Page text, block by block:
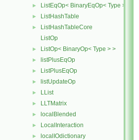
► ListEqOp< BinaryEqOp< Type > >
► ListHashTable
►
ListHashTableCore
ListOp
► ListOp< BinaryOp< Type > >
► listPlusEqOp
► ListPlusEqOp
► listUpdateOp
► LList
► LLTMatrix
► localBlended
► LocalInteraction
► localIOdictionary